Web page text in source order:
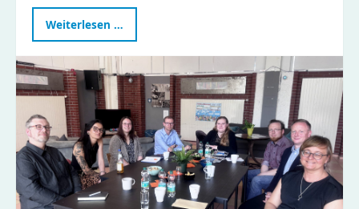
Weiterlesen …
Graffitiwand
am
ZWO
eröffnet
–
Platz
für
eure
Streetart